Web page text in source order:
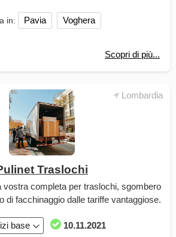
in: Pavia Voghera
Scopri di più...
Lombardia
Traslochi
vostra completa per traslochi, sgombero
di facchinaggio dalle tariffe vantaggiose.
base 10.11.2021